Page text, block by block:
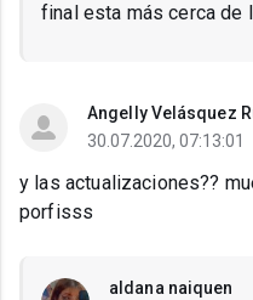
final esta más cerca de
Angelly Velásquez
30.07.2020, 07:13:01
y las actualizaciones??
porfisss
aldana naiquen